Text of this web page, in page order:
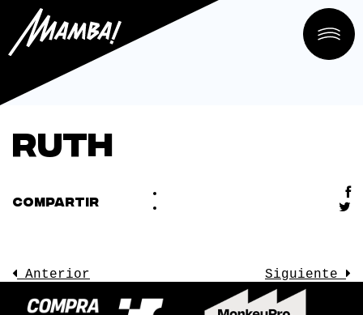
RUTH
COMPARTIR
Anterior Siguiente